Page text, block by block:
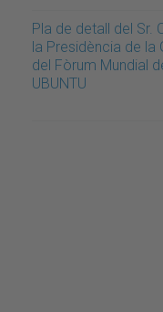
Pla de detall del Sr.
la Presidència de la
del Fòrum Mundial
UBUNTU